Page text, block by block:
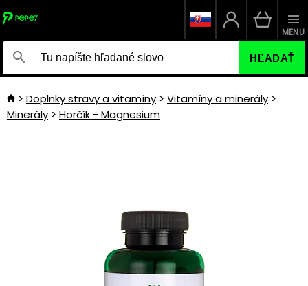
HĽADAŤ
MENU
Doplnky stravy a vitamíny
Vitamíny a minerály
Minerály
Horčík - Magnesium